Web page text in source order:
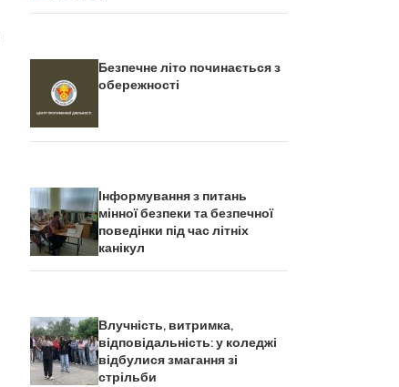
Безпечне літо починається з
обережності
Інформування з питань
мінної безпеки та безпечної
поведінки під час літніх
канікул
Влучність, витримка,
відповідальність: у коледжі
відбулися змагання зі
стрільби